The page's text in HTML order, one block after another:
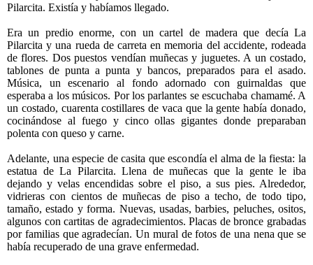
Pilarcita. Existía y habíamos llegado.
Era un predio enorme, con un cartel de madera que decía La
Pilarcita y una rueda de carreta en memoria del accidente, rodeada
de flores. Dos puestos vendían muñecas y juguetes. A un costado,
tablones de punta a punta y bancos, preparados para el asado.
Música, un escenario al fondo adornado con guirnaldas que
esperaba a los músicos. Por los parlantes se escuchaba chamamé. A
un costado, cuarenta costillares de vaca que la gente había donado,
cocinándose al fuego y cinco ollas gigantes donde preparaban
polenta con queso y carne.
Adelante, una especie de casita que escondía el alma de la fiesta: la
estatua de La Pilarcita. Llena de muñecas que la gente le iba
dejando y velas encendidas sobre el piso, a sus pies. Alrededor,
vidrieras con cientos de muñecas de piso a techo, de todo tipo,
tamaño, estado y forma. Nuevas, usadas, barbies, peluches, ositos,
algunos con cartitas de agradecimientos. Placas de bronce grabadas
por familias que agradecían. Un mural de fotos de una nena que se
había recuperado de una grave enfermedad.